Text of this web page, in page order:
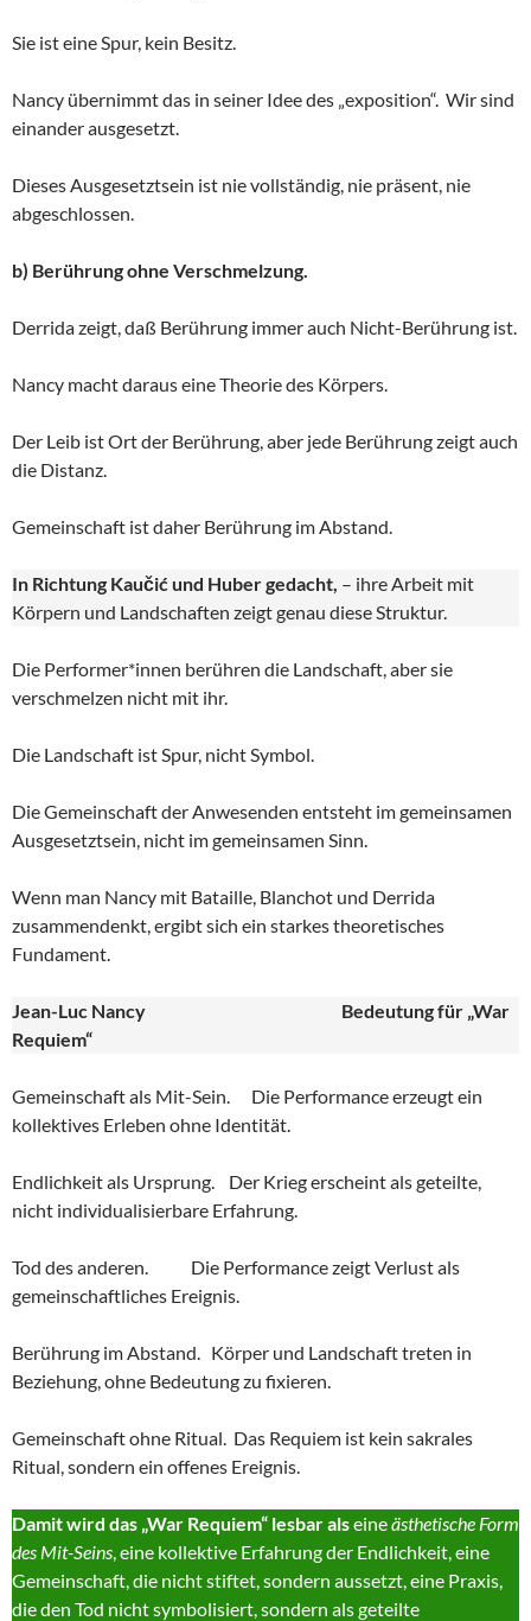
Sie ist eine Spur, kein Besitz.
Nancy übernimmt das in seiner Idee des „exposition“. Wir sind
einander ausgesetzt.
Dieses Ausgesetztsein ist nie vollständig, nie präsent, nie
abgeschlossen.
b) Berührung ohne Verschmelzung.
Derrida zeigt, daß Berührung immer auch Nicht-Berührung ist.
Nancy macht daraus eine Theorie des Körpers.
Der Leib ist Ort der Berührung, aber jede Berührung zeigt auch
die Distanz.
Gemeinschaft ist daher Berührung im Abstand.
In Richtung Kaučić und Huber gedacht, – ihre Arbeit mit
Körpern und Landschaften zeigt genau diese Struktur.
Die Performer*innen berühren die Landschaft, aber sie
verschmelzen nicht mit ihr.
Die Landschaft ist Spur, nicht Symbol.
Die Gemeinschaft der Anwesenden entsteht im gemeinsamen
Ausgesetztsein, nicht im gemeinsamen Sinn.
Wenn man Nancy mit Bataille, Blanchot und Derrida
zusammendenkt, ergibt sich ein starkes theoretisches
Fundament.
Jean-Luc Nancy
Bedeutung für „War
Requiem“
Gemeinschaft als Mit-Sein. Die Performance erzeugt ein
kollektives Erleben ohne Identität.
Endlichkeit als Ursprung. Der Krieg erscheint als geteilte,
nicht individualisierbare Erfahrung.
Tod des anderen. Die Performance zeigt Verlust als
gemeinschaftliches Ereignis.
Berührung im Abstand. Körper und Landschaft treten in
Beziehung, ohne Bedeutung zu fixieren.
Gemeinschaft ohne Ritual. Das Requiem ist kein sakrales
Ritual, sondern ein offenes Ereignis.
Damit wird das „War Requiem“ lesbar alseineästhetische Form
des Mit-Seins, eine kollektive Erfahrung der Endlichkeit, eine
Gemeinschaft, die nicht stiftet, sondern aussetzt, eine Praxis,
die den Tod nicht symbolisiert, sondern als geteilte